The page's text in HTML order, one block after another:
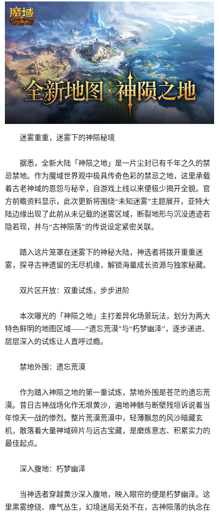
迷雾重重，迷雾下的神陨秘境
据悉，全新大陆「神陨之地」是一片尘封已有千年之久的禁
忌禁地。作为魔域世界观中极具传奇色彩的禁忌之地，这里承载
着古老神域的恩怨与秘辛，自游戏上线以来便极少揭开全貌。官
方前瞻资料显示，此次更新将围绕“未知迷雾”主题展开，亚特大
陆边缘出现了此前从未记载的迷雾区域，断裂地形与沉没遗迹若
隐若现，并与“古神陨落”的传说设定紧密关联。
踏入这片笼罩在迷雾下的神秘大陆，神选者将拨开重重迷
雾，探寻古神遗留的无尽机缘，解锁海量成长资源与独家秘藏。
双片区开放：双重试炼，步步进阶
本次曝光的「神陨之地」主打差异化场景玩法，划分为两大
特色鲜明的地图区域——“遗忘荒漠”与“朽梦幽泽”，逐步递进、
层层深入的试炼让人直呼过瘾。
禁地外围：遗忘荒漠
作为踏入神陨之地的第一重试炼，禁地外围是苍茫的遗忘荒
漠。昔日古神战场化作无垠黄沙，遍地神骸与断壁残垣诉说着当
年惊天一战的惨烈。整片荒漠荒漠中，轻薄飘忽的风沙暗藏玄
机，散落着大量神域碎片与远古宝藏，是磨炼意志、积累实力的
最佳起点。
深入腹地：朽梦幽泽
当神选者穿越黄沙深入腹地，映入眼帘的便是朽梦幽泽。这
里黑雾缭绕、瘴气丛生，幻境迷局无处不在，古神陨落的执念在